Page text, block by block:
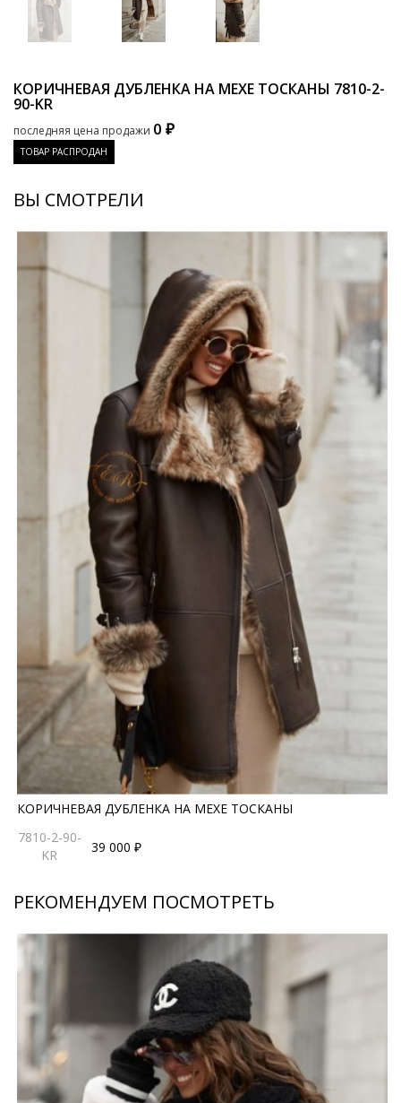
КОРИЧНЕВАЯ ДУБЛЕНКА НА МЕХЕ ТОСКАНЫ 7810-2-
90-KR
последняя цена продажи 0 ₽
ТОВАР РАСПРОДАН
ВЫ СМОТРЕЛИ
КОРИЧНЕВАЯ ДУБЛЕНКА НА МЕХЕ ТОСКАНЫ
7810-2-90-
KR
39 000 ₽
РЕКОМЕНДУЕМ ПОСМОТРЕТЬ